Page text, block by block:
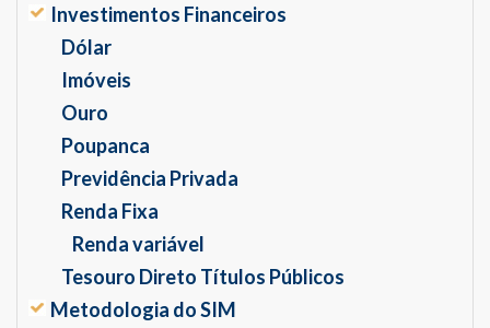
Investimentos Financeiros
Dólar
Imóveis
Ouro
Poupanca
Previdência Privada
Renda Fixa
Renda variável
Tesouro Direto Títulos Públicos
Metodologia do SIM